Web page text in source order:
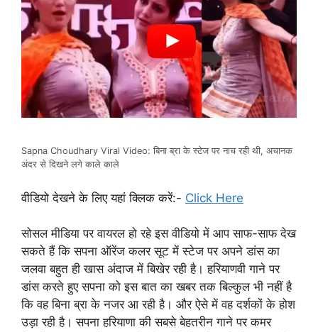
Sapna Choudhary Viral Video: बिना ब्रा के स्टेज पर नाच रही थी, अचानक
अंदर से दिखने लगे काले काले
वीडियो देखने के लिए यहां क्लिक करें:- Click Here
सोसल मीडिया पर वायरल हो रहे इस वीडियो में आप साफ-साफ देख
सकते हैं कि सपना ऑरेंज कलर सूट में स्टेज पर अपने डांस का
जलवा बहुत ही खास अंदाज में बिखेर रही है। हरियाणवी गाने पर
डांस करते हुए सपना को इस बात का खबर तक बिल्कुल भी नहीं है
कि वह बिना ब्रा के नजर आ रही है। और ऐसे में वह दर्शकों के होश
उड़ा रही है।सपना हरियाणा की सबसे बेहतरीन गाने पर कमर